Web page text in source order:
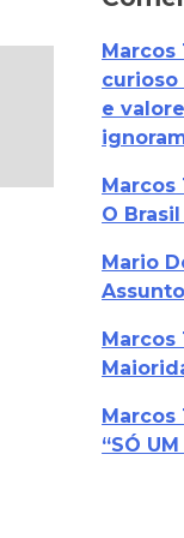
Marcos
curioso
e
Marcos
O
Mario
Marcos
Marcos
“SÓ